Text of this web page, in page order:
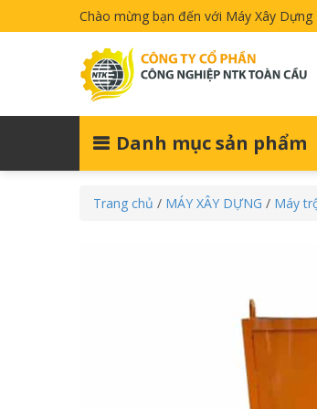
Chào mừng bạn đến với Máy Xây Dựng
Danh mục sản phẩm
Trang chủ / MÁY XÂY DỰNG / Máy